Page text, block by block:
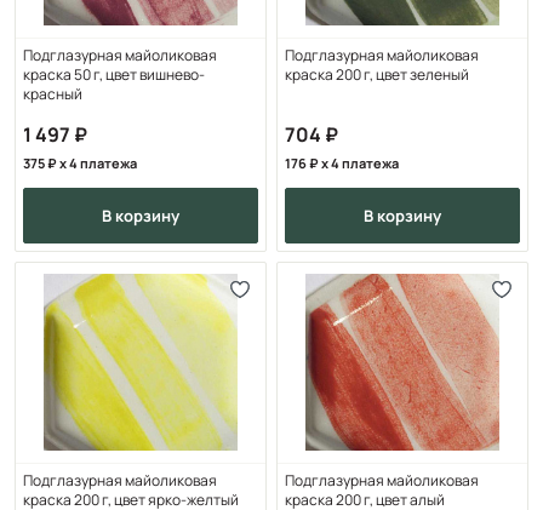
Подглазурная майоликовая
краска 50 г, цвет вишнево-
красный
1 497
375 x 4 платежа
в корзину
Подглазурная майоликовая
краска 200 г, цвет зеленый
704
176 x 4 платежа
в корзину
Подглазурная майоликовая
краска 200 г, цвет ярко-желтый
Подглазурная майоликовая
краска 200 г, цвет алый